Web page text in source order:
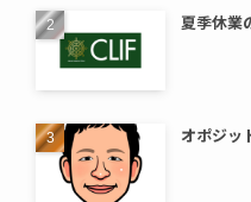
夏季休業
オポジッ